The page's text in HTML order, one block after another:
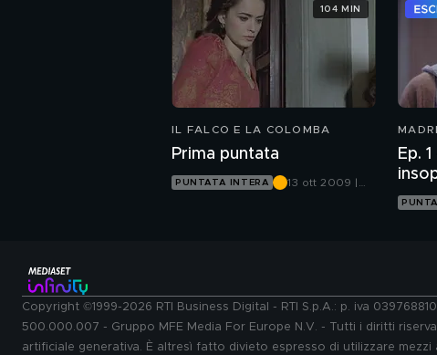
IL FALCO E LA COLOMBA
Prima puntata
PUNTATA INTERA
13 ott 2009 |
104 MIN
Ep.
Copyright ©1999-2026 RTI Business Digital - RTI S.p.A.: p. iva
500.000.007 - Gruppo MFE Media For Europe N.V. - Tutti i diritti
artificiale generativa. È altresì fatto divieto espresso di utilizzare